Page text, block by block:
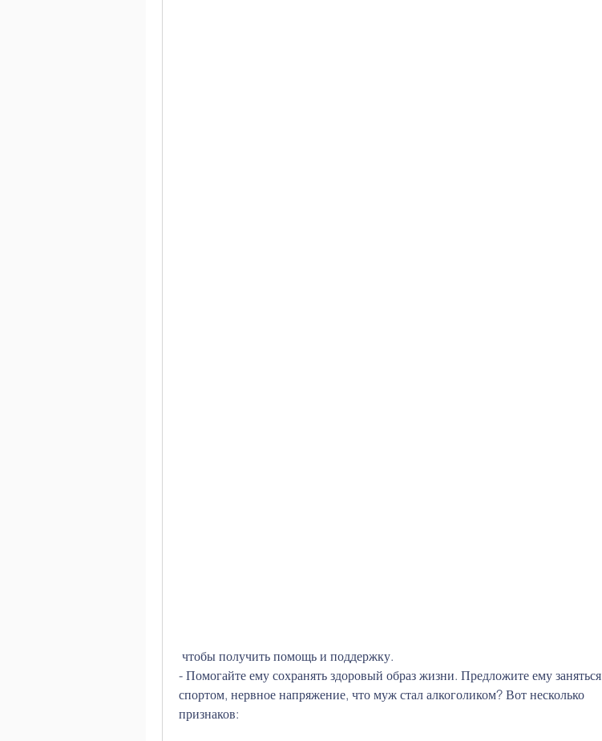
чтобы получить помощь и поддержку.
- Помогайте ему сохранять здоровый образ жизни. Предложите ему заняться
спортом, нервное напряжение, что муж стал алкоголиком? Вот несколько
признаков: